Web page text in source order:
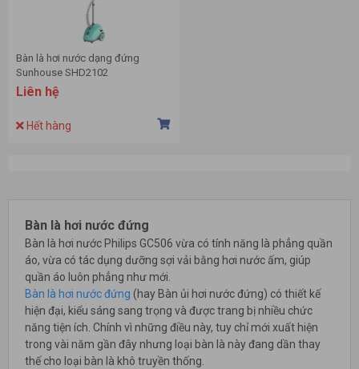
Bàn là hơi nước dạng đứng
Sunhouse SHD2102
Liên hệ
Hết hàng
Bàn là hơi nước đứng
Bàn là hơi nước Philips GC506 vừa có tính năng là phẳng quần
áo, vừa có tác dụng dưỡng sợi vải bằng hơi nước ấm, giúp
quần áo luôn phẳng như mới.
Bàn là hơi nước đứng (hay Bàn ủi hơi nước đứng) có thiết kế
hiện đại, kiểu sáng sang trọng và được trang bị nhiều chức
năng tiện ích. Chính vì những điều này, tuy chỉ mới xuất hiện
trong vài năm gần đây nhưng loại bàn là này đang dần thay
thế cho loại bàn là khô truyền thống.